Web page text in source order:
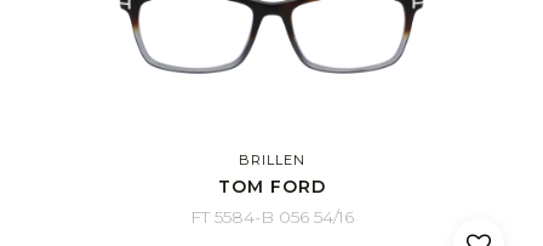
BRILLEN
TOM FORD
FT 5584-B 056 54/16